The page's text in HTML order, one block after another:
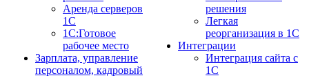
Аренда серверов
1С
1C:Готовое
рабочее место
Зарплата, управление
персоналом, кадровый
решения
Легкая
реорганизация в 1С
Интеграции
Интеграция сайта с
1С